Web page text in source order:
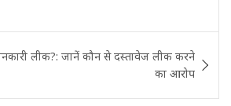
लीक?: जानें कौन से दस्तावेज लीक करने
का आरोप